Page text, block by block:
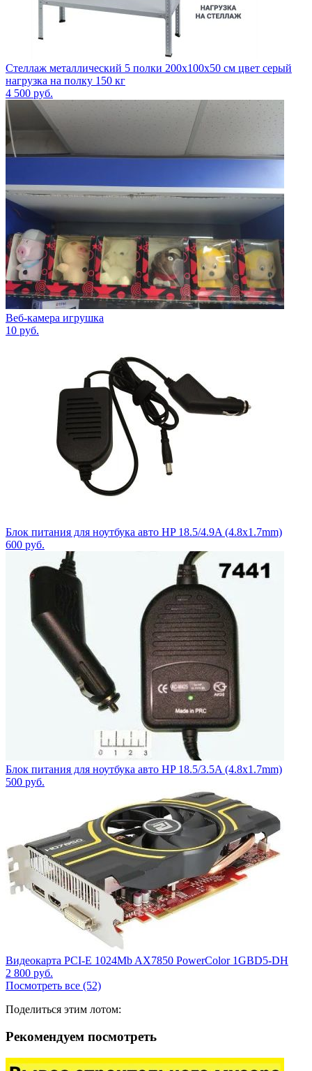
Стеллаж металлический 5 полки 200x100x50 см цвет серый
нагрузка на полку 150 кг
4 500 руб.
Веб-камера игрушка
10 руб.
Блок питания для ноутбука авто HP 18.5/4.9A (4.8x1.7mm)
600 руб.
Блок питания для ноутбука авто HP 18.5/3.5A (4.8x1.7mm)
500 руб.
Видеокарта PCI-E 1024Mb AX7850 PowerColor 1GBD5-DH
2 800 руб.
Посмотреть все (52)
Поделиться этим лотом:
Рекомендуем посмотреть